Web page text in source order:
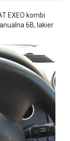
EXEO kombi
6B, lakier